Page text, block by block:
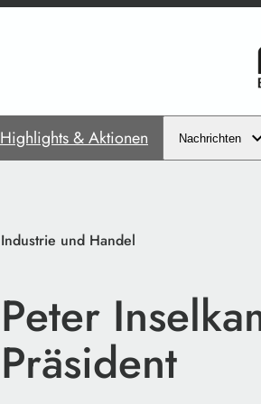
Highlights & Aktionen Nachrichten
Industrie und Handel
Peter
Präsident